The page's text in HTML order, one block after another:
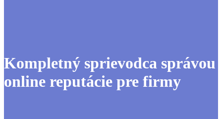
Kompletný sprievodca správou
online reputácie pre firmy